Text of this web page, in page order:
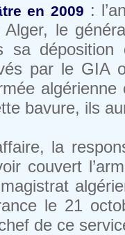
en 2009 :
le
sa
par le GIA
bavure, ils
la
couvert
le 21
de ce